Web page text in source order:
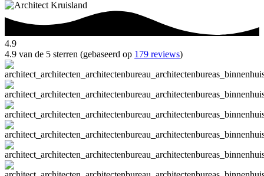
4.9
4.9 van de 5 sterren (gebaseerd op 179 reviews)